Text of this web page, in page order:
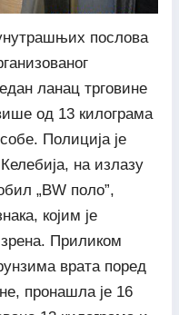
послова
ланац трговине
од 13 килограма
Полиција је
на излазу
„ВW поло”,
којим је
Приликом
врата поред
пронашла је 16